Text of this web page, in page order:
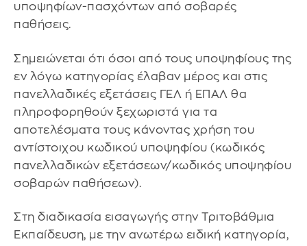
υποψηφίων-πασχόντων από σοβαρές
παθήσεις.
Σημειώνεται ότι όσοι από τους υποψηφίους της
εν λόγω κατηγορίας έλαβαν μέρος και στις
πανελλαδικές εξετάσεις ΓΕΛ ή ΕΠΑΛ θα
πληροφορηθούν ξεχωριστά για τα
αποτελέσματα τους κάνοντας χρήση του
αντίστοιχου κωδικού υποψηφίου (κωδικός
πανελλαδικών εξετάσεων/κωδικός υποψηφίου
σοβαρών παθήσεων).
Στη διαδικασία εισαγωγής στην Τριτοβάθμια
Εκπαίδευση, με την ανωτέρω ειδική κατηγορία,